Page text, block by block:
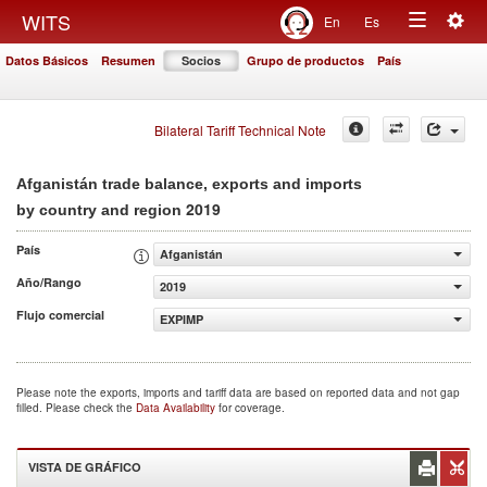
WITS En Es
Toggle
Datos Básicos Resumen Socios Grupo de productos País
Bilateral Tariff Technical Note
Afganistán trade balance, exports and imports
by country and region 2019
País
Afganistán
Año/Rango
2019
Flujo comercial
EXPIMP
Please note the exports, imports and tariff data are based on reported data and not gap
filled. Please check the Data Availability for coverage.
VISTA DE GRÁFICO